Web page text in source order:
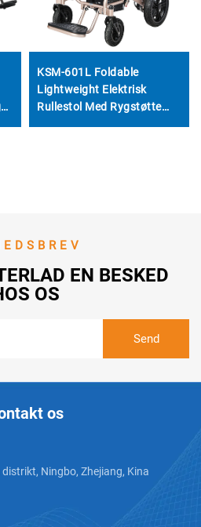
KSM-601L Foldable
Lightweight Elektrisk
Rullestol Med Rygstøtte
Reklingefunktion LCD
EN BESKED
OS
os
Ningbo, Zhejiang, Kina